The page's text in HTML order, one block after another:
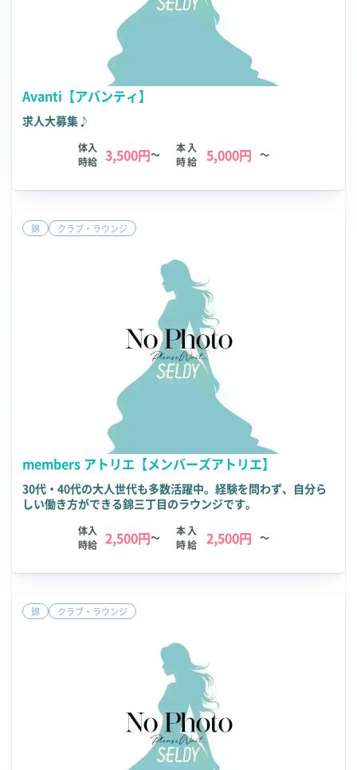
Avanti【アバンティ】
求人大募集♪
体入
時給 3,500円～
本入
時給
5,000円 ～
錦 クラブ・ラウンジ
members アトリエ【メンバーズアトリエ】
30代・40代の大人世代も多数活躍中。経験を問わず、自分ら
しい働き方ができる錦三丁目のラウンジです。
体入
時給 2,500円～
本入
時給
2,500円 ～
錦 クラブ・ラウンジ